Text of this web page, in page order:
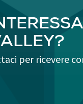
per ricevere